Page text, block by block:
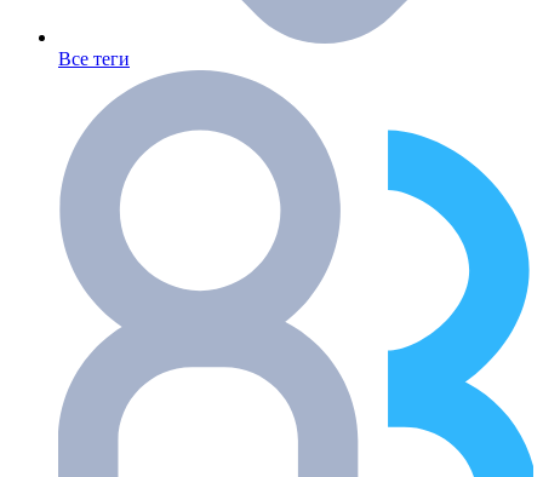
Все теги